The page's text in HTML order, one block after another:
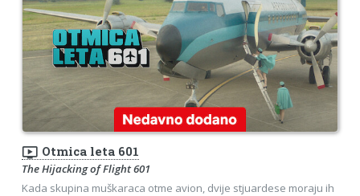
ondemand_video Otmica leta 601
The Hijacking of Flight 601
Kada skupina muškaraca otme avion, dvije stjuardese moraju ih